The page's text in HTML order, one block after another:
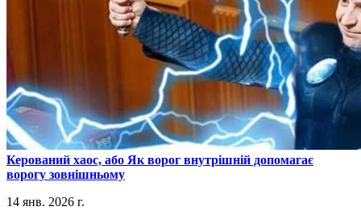
​Керований хаос, або Як ворог внутрішній допомагає
ворогу зовнішньому
14 янв. 2026 г.